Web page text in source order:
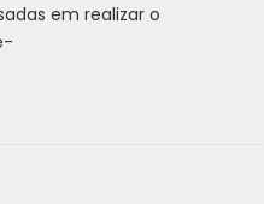
em realizar o